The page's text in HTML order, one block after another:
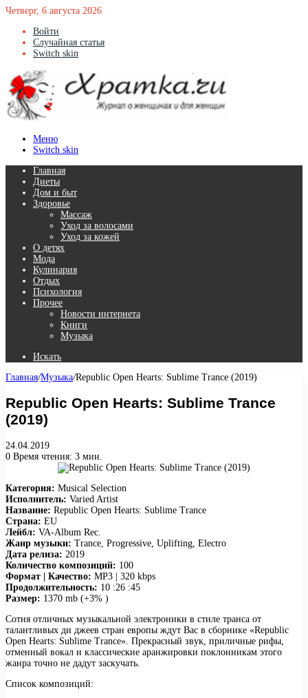
Четверг, 6 августа 2026
Войти
Случайная статья
Switch skin
Меню
Switch skin
Главная
Диеты
Дом и быт
Здоровье
Массаж
Уход за волосами
Уход за кожей
О детях
Мода
Кулинария
Отдых
Психология
Прочее
Новости интернета
Книги
Музыка
Искать
Главная/Музыка/Republic Open Hearts: Sublime Trance (2019)
Republic Open Hearts: Sublime Trance
(2019)
24.04.2019
0 Время чтения: 3 мин.
Категория: Musical Selection
Исполнитель: Varied Artist
Название: Republic Open Hearts: Sublime Trance
Страна: EU
Лейбл: VA-Album Rec.
Жанр музыки: Trance, Progressive, Uplifting, Electro
Дата релиза: 2019
Количество композиций: 100
Формат | Качество: MP3 | 320 kbps
Продолжительность: 10 :26 :45
Размер: 1370 mb (+3% )
Сотня отличных музыкальной электроники в стиле транса от
талантливых ди джеев стран европы ждут Вас в сборнике «Republic
Open Hearts: Sublime Trance». Прекрасный звук, приличные рифы,
отменный вокал и классические аранжировки поклонникам этого
жанра точно не дадут заскучать.
Список композиций: